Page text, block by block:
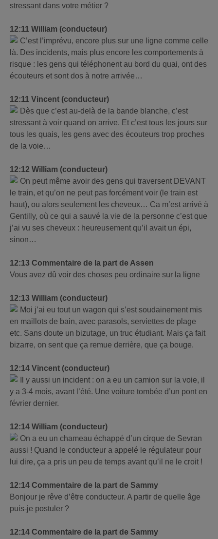
stressant dans votre métier ?
12:11 William (conducteur)
C’est l’imprévu, encore plus sur une ligne comme celle
là. Des incidents, mais plus encore les comportements à
risque : les gens qui téléphonent au bord du quai, ont des
écouteurs et sont dos à notre arrivée…
12:11 Vincent (conducteur)
Dès que c’est au-delà de la bande blanche, c’est
stressant à voir quand on arrive. Et c’est tous les jours sur
tous les quais, les gens avec des écouteurs trop proches
de la voie…
12:12 William (conducteur)
On peut même avoir des gens qui traversent DEVANT
le train, et qu’on ne peut pas forcément voir (le train est
haut), ou alors seulement les cheveux… Ca m’est arrivé à
Gentilly, où ce qui a sauvé la vie de la personne c’est que
j’ai vu ses cheveux : heureusement qu’il avait un épi,
sinon…
12:13 Commentaire de la part de Assen
Vous avez dû voir des choses peu ordinaire sur la ligne
12:13 William (conducteur)
Moi j’ai eu tout un wagon qui s’est soudainement mis
en maillots de bain, avec parasols, serviettes de plage
etc. Sans doute un bizutage, un truc étudiant. Mais ça fait
bizarre, on sent que ça remue derrière, que ça bouge.
12:14 Vincent (conducteur)
Il y aussi un incident : on a eu un camion sur la voie, il
y a 3-4 mois, avant l’été. Une voiture tombée d’un pont en
février dernier.
12:14 William (conducteur)
On a eu un chameau échappé d’un cirque de Sevran
aussi ! Quand le conducteur a appelé le régulateur pour
lui dire, ça a pris un peu de temps avant qu’il ne le croit !
12:14 Commentaire de la part de Sammy
Bonjour je rêve d’être conducteur. A partir de quelle âge
puis-je postuler ?
12:14 Commentaire de la part de Sammy